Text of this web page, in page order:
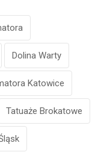
Dolina Warty
Katowice
Tatuaże Brokatowe